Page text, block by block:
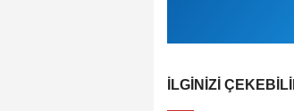
İLGINIZI